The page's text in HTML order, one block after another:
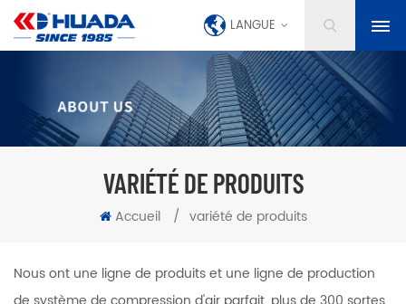
LANGUE
VARIÉTÉ DE PRODUITS
Accueil / variété de produits
Nous ont une ligne de produits et une ligne de production